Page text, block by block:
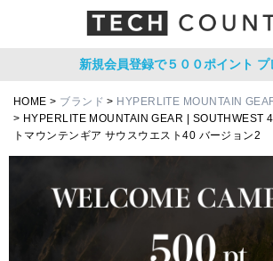
新規会員登録で５００ポイント プ
HOME ブランド
HYPERLITE MOUNTAIN
HYPERLITE MOUNTAIN GEAR | SOUTHWEST
トマウンテンギア サウスウエスト40 バージョン2